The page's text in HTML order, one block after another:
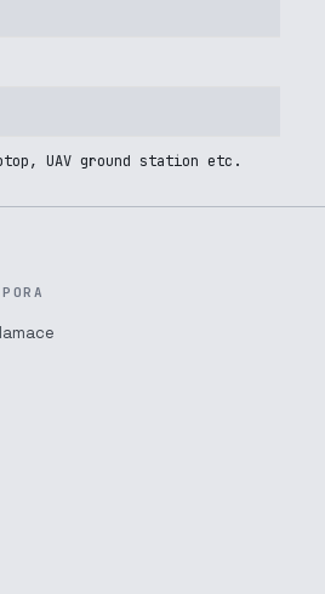
UAV ground station etc.